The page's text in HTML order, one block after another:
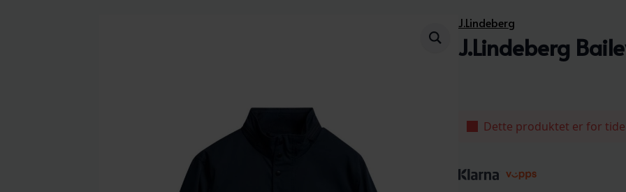
J.Lindeberg
J.Lindeberg
Dette produktet er for